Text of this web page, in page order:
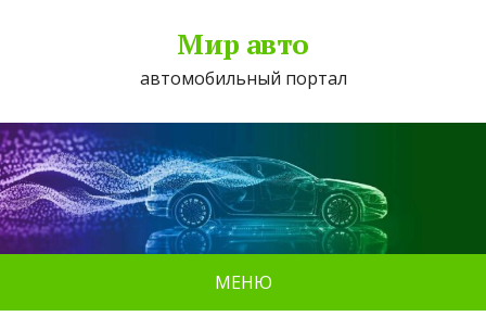
Мир авто
автомобильный портал
МЕНЮ